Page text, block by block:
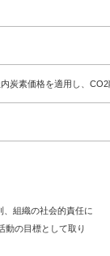
炭素価格を適用し、
組織の社会的責任に
動の目標として取り